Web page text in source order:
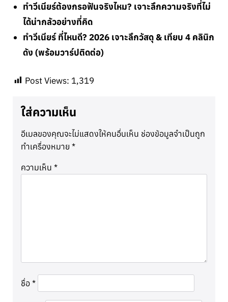
ทำวีเนียร์ต้องกรอฟันจริงไหม? เจาะลึกความจริงที่ไม่
ได้น่ากลัวอย่างที่คิด
ทำวีเนียร์ ที่ไหนดี? 2026 เจาะลึกวัสดุ & เทียบ 4 คลินิก
ดัง (พร้อมวาร์ปติดต่อ)
Post Views: 1,319
ใส่ความเห็น
อีเมลของคุณจะไม่แสดงให้คนอื่นเห็น ช่องข้อมูลจำเป็นถูก
ทำเครื่องหมาย *
ความเห็น *
ชื่อ *